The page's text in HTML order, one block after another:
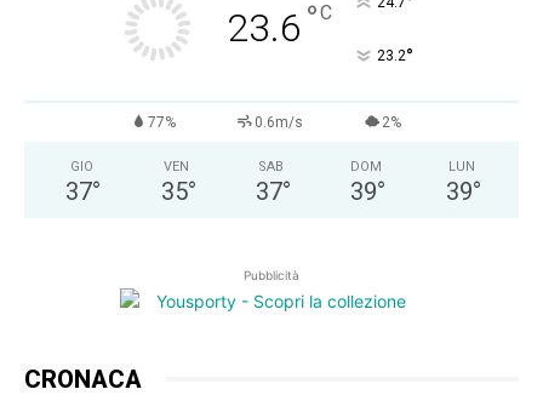
23.6 °C
23.2°
77% 0.6m/s 2%
GIO
37°
VEN
35°
SAB
37°
DOM
39°
LUN
39°
Pubblicità
CRONACA